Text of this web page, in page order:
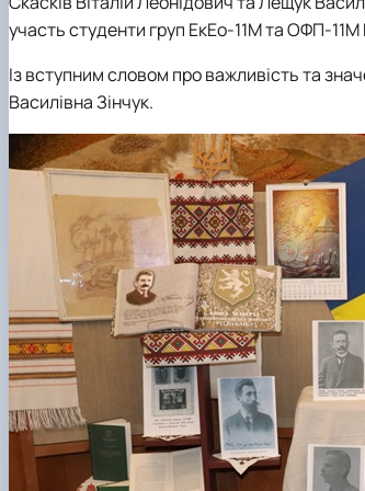
участь студенти груп ЕкЕо-11М та ОФП-
Із вступним словом про важливість та
Василівна Зінчук.